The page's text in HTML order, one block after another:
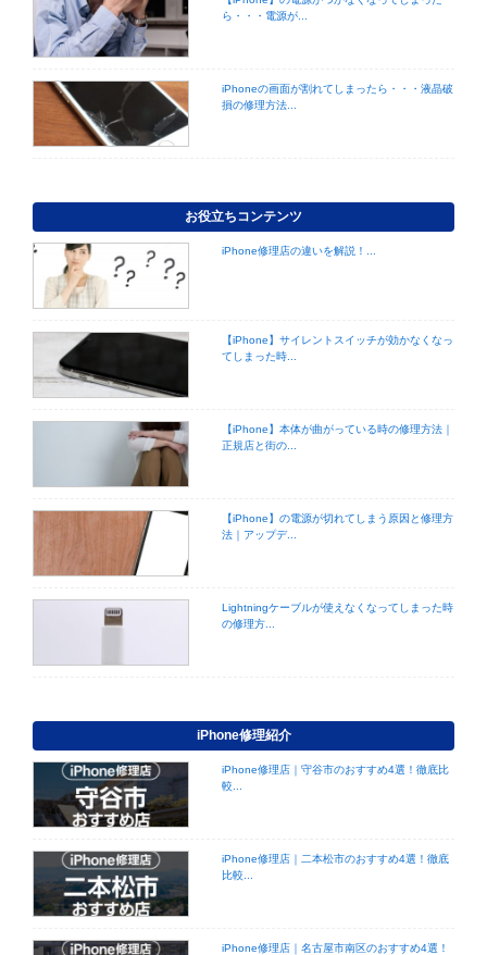
ら・・・電源が...
iPhoneの画面が割れてしまったら・・・液晶破
損の修理方法...
お役立ちコンテンツ
iPhone修理店の違いを解説！...
【iPhone】サイレントスイッチが効かなくなっ
てしまった時...
【iPhone】本体が曲がっている時の修理方法｜
正規店と街の...
【iPhone】の電源が切れてしまう原因と修理方
法｜アップデ...
Lightningケーブルが使えなくなってしまった時
の修理方...
iPhone修理紹介
iPhone修理店｜守谷市のおすすめ4選！徹底比
較...
iPhone修理店｜二本松市のおすすめ4選！徹底
比較...
iPhone修理店｜名古屋市南区のおすすめ4選！